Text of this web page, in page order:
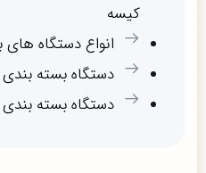
کیسه
انواع دستگاه
دستگاه بسته
دستگاه بسته بندی